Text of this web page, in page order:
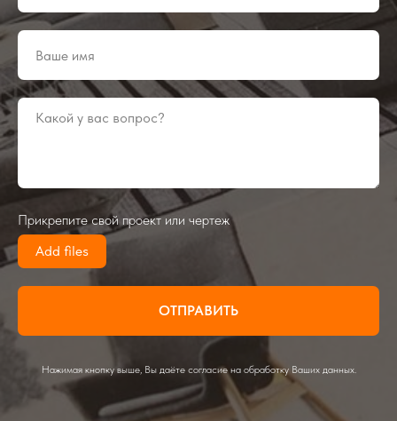
Прикрепите свой проект или чертеж
Add files
ОТПРАВИТЬ
Нажимая кнопку выше, Вы даёте согласие на обработку Ваших данных.